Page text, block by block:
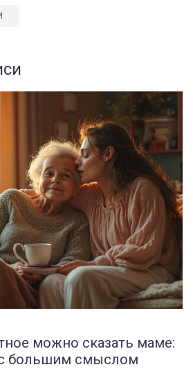
можно сказать маме:
большим смыслом